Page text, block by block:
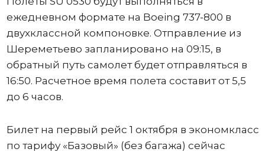
ежедневном формате на Boeing 737-800 в
двухклассной компоновке. Отправление из
Шереметьево запланировано на 09:15, в
обратный путь самолет будет отправляться в
16:50. Расчетное время полета составит от 5,5
до 6 часов.
Билет на первый рейс 1 октября в экономкласс
по тарифу «Базовый» (без багажа) сейчас